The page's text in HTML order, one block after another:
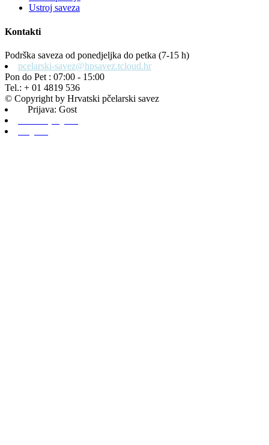
Ustroj saveza
Kontakti
Podrška saveza od ponedjeljka do petka (7-15 h)
pcelarski-savez@hpsavez.tcloud.hr
Pon do Pet : 07:00 - 15:00
Tel.: + 01 4819 536
© Copyright by Hrvatski pčelarski savez
Prijava: Gost